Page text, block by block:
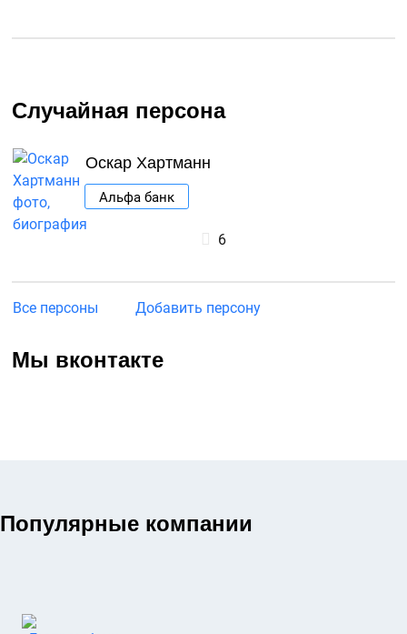
Случайная персона
Оскар Хартманн
Альфа банк
6
Все персоны Добавить персону
Мы вконтакте
Популярные компании